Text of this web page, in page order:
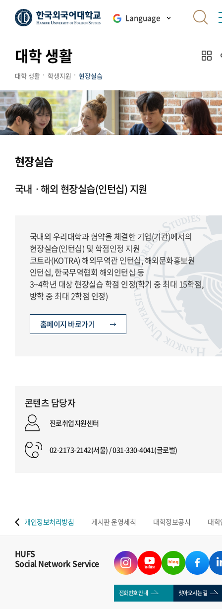
Language
대학 생활
대학 생활 학생지원 현장실습
현장실습
국내ㆍ해외 현장실습(인턴십) 지원
국내외 우리대학과 협약을 체결한 기업(기관)에서의
현장실습(인턴십) 및 학점인정 지원
코트라(KOTRA) 해외무역관 인턴십, 해외문화홍보원
인턴십, 한국무역협회 해외인턴십 등
3~4학년 대상 현장실습 학점 인정(학기 중 최대 15학점,
방학 중 최대 2학점 인정)
홈페이지 바로가기
콘텐츠 담당자
진로취업지원센터
02-2173-2142(서울) / 031-330-4041(글로벌)
개인정보처리방침 게시판 운영세칙 대학정보공시 대
HUFS
Social Network Service
전화번호 안내 찾아오시는 길